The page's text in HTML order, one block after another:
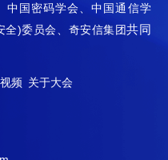
中国密码学会、中国通信学
全)委员会、奇安信集团共同
频 关于大会